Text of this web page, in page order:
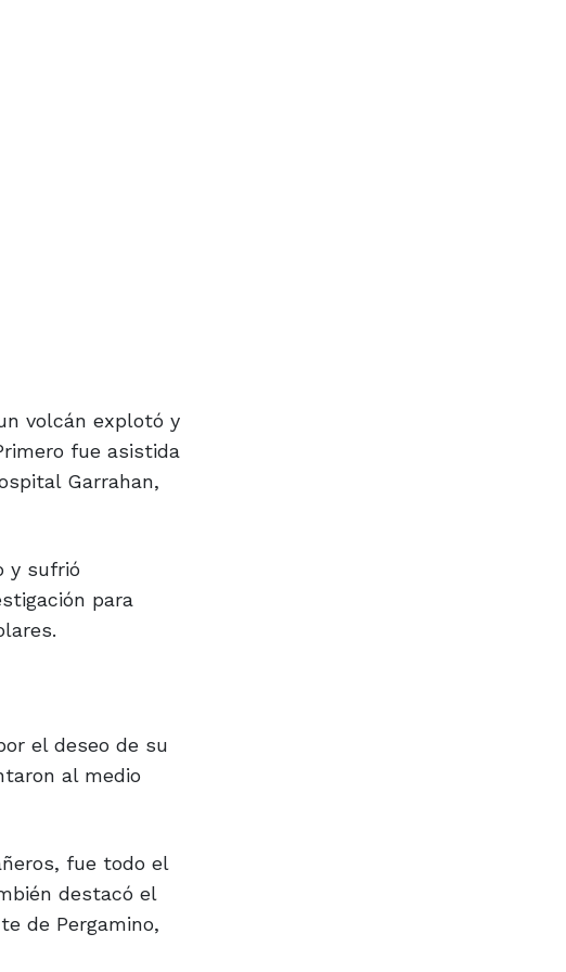
volcán explotó y
fue asistida
Garrahan,
y sufrió
para
el deseo de su
al medio
fue todo el
destacó el
de Pergamino,